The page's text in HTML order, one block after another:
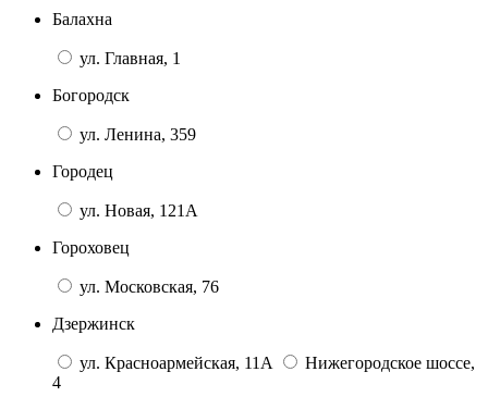
Балахна
ул. Главная, 1
Богородск
ул. Ленина, 359
Городец
ул. Новая, 121А
Гороховец
ул. Московская, 76
Дзержинск
ул. Красноармейская, 11А
Нижегородское шоссе,
4